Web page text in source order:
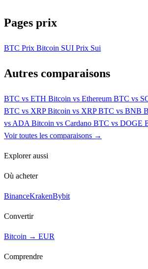
Pages prix
BTC Prix Bitcoin SUI Prix Sui
Autres comparaisons
BTC vs ETH Bitcoin vs Ethereum BTC vs
BTC vs XRP Bitcoin vs XRPBTC vs BNB
vs ADA Bitcoin vs Cardano BTC vs DOGE
Voir toutes les comparaisons →
Explorer aussi
Où acheter
BinanceKrakenBybit
Convertir
Bitcoin → EUR
Comprendre